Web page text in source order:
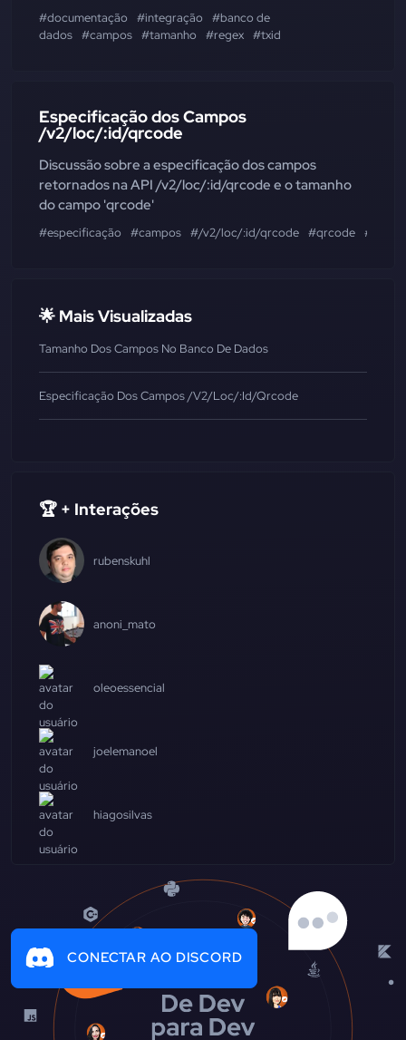
#documentação #integração
#banco de
dados #campos #tamanho #regex #txid
Especificação dos Campos
/v2/loc/:id/qrcode
Discussão sobre a especificação dos campos
retornados na API /v2/loc/:id/qrcode e o tamanho
do campo 'qrcode'
#especificação #campos #/v2/loc/:id/qrcode #qrcode
🌟 Mais Visualizadas
Tamanho Dos Campos No Banco De Dados
Especificação Dos Campos /v2/loc/:id/qrcode
🏆 + Interações
rubenskuhl
anoni_mato
oleoessencial
joelemanoel
hiagosilvas
CONECTAR AO DISCORD